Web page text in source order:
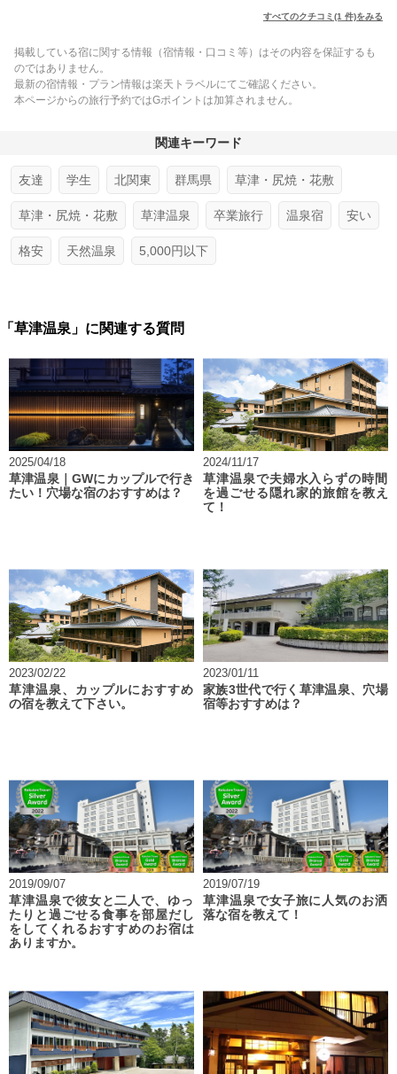
すべてのクチコミ(1 件)をみる
掲載している宿に関する情報（宿情報・口コミ等）はその内容を保証するも
のではありません。
最新の宿情報・プラン情報は楽天トラベルにてご確認ください。
本ページからの旅行予約ではGポイントは加算されません。
関連キーワード
友達 学生 北関東 群馬県 草津・尻焼・花敷
草津・尻焼・花敷 草津温泉 卒業旅行 温泉宿 安い
格安 天然温泉 5,000円以下
「草津温泉」に関連する質問
2025/04/18
草津温泉｜GWにカップルで行き
たい！穴場な宿のおすすめは？
2024/11/17
草津温泉で夫婦水入らずの時間
を過ごせる隠れ家的旅館を教え
て！
2023/02/22
草津温泉、カップルにおすすめ
の宿を教えて下さい。
2023/01/11
家族3世代で行く草津温泉、穴場
宿等おすすめは？
2019/09/07
草津温泉で彼女と二人で、ゆっ
たりと過ごせる食事を部屋だし
をしてくれるおすすめのお宿は
ありますか。
2019/07/19
草津温泉で女子旅に人気のお洒
落な宿を教えて！